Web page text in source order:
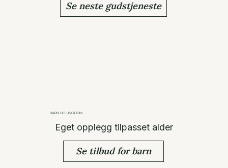
Se neste gudstjeneste
BARN OG UNGDOM
Eget opplegg tilpasset alder
Se tilbud for barn